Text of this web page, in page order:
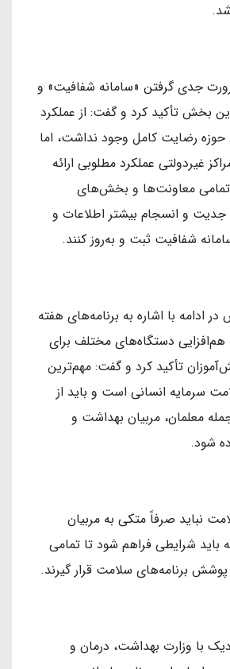
جدی گرفتن «سامانه شفافیت» و
بخش تأکید کرد و گفت: از عملکرد
رضایت کامل وجود نداشت، اما
غیردولتی عملکرد مطلوبی ارائه
تمامی معاونت‌ها و بخش‌های
جدیت و انسجام بیشتر اطلاعات و
شفافیت ثبت و به‌روز کنند.
ادامه با اشاره به برنامه‌های هفته
دستگاه‌های مختلف برای
تأکید کرد و گفت: مهم‌ترین
سرمایه انسانی است و باید از
معلمان، مربیان بهداشت و
شود.
نباید صرفاً متکی به مربیان
باید شرایطی فراهم شود تا تمامی
برنامه‌های سلامت قرار گیرند.
با وزارت بهداشت، درمان و